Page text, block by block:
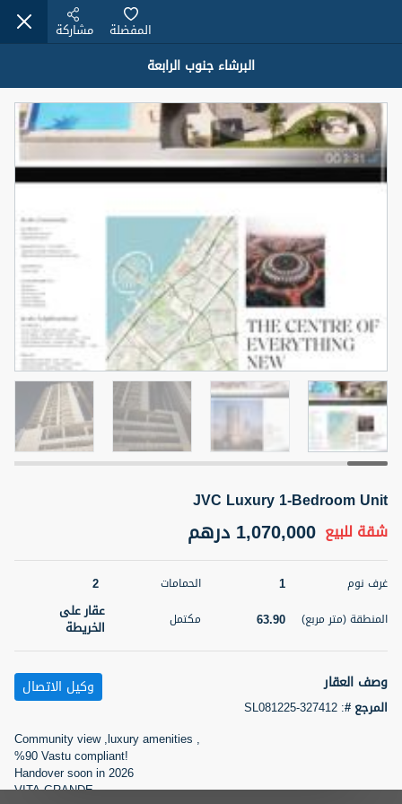
عقارات للبيع (12441)
1.5 BHK 48 Parkside
4
سرير
1
حمام
2
المنطقة (متر
مربع)
75.43
المعروض
مفروش/ة جزئيا
حالة
جاهز
اسم الوسيط
MOHAMMED ARSHAD SAIYED
رقم الوسيط
أتصل الأن
2BR Golf, Pool & Villa View | 3 Bathrooms | 1,274.77 Sq
Ft | Ellington House II
للبيع 4,100,000 درهم
22
2
3
المنطقة (متر
مربع)
118.34
حالة
5 أشهر +
البرشاء جنوب الرابعة
المفضلة مشاركة
JVC Luxury 1-Bedroom Unit
شقة للبيع 1,070,000 درهم
غرف نوم 1 الحمامات 2
المنطقة (متر مربع) 63.90 مكتمل عقار على
الخريطة
وصف العقار
المرجع #:
SL081225-327412
وكيل الاتصال
Community view ,luxury amenities ,
%90 Vastu compliant!
Handover soon in 2026
VITA GRANDE
المفضلة خريطة